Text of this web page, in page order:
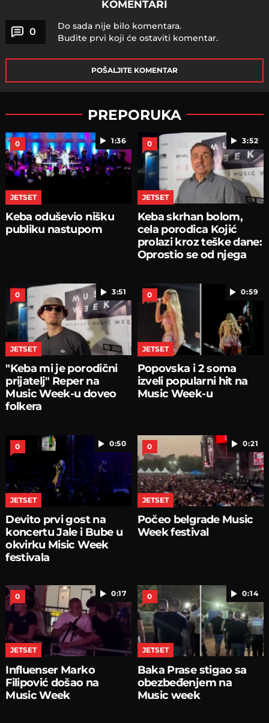
KOMENTARI
0
Do sada nije bilo komentara.
Budite prvi koji će ostaviti komentar.
POŠALJITE KOMENTAR
PREPORUKA
1:36
0
JETSET
Keba oduševio nišku
publiku nastupom
3:52
0
JETSET
Keba skrhan bolom,
cela porodica Kojić
prolazi kroz teške dane:
Oprostio se od njega
3:51
0
JETSET
"Keba mi je porodični
prijatelj" Reper na
Music Week-u doveo
folkera
0:59
0
JETSET
Popovska i 2 soma
izveli popularni hit na
Music Week-u
0:50
0
JETSET
Devito prvi gost na
koncertu Jale i Bube u
okvirku Misic Week
festivala
0:21
0
JETSET
Počeo belgrade Music
Week festival
0:17
0
JETSET
Influenser Marko
Filipović došao na
Music Week
0:14
0
JETSET
Baka Prase stigao sa
obezbeđenjem na
Music week